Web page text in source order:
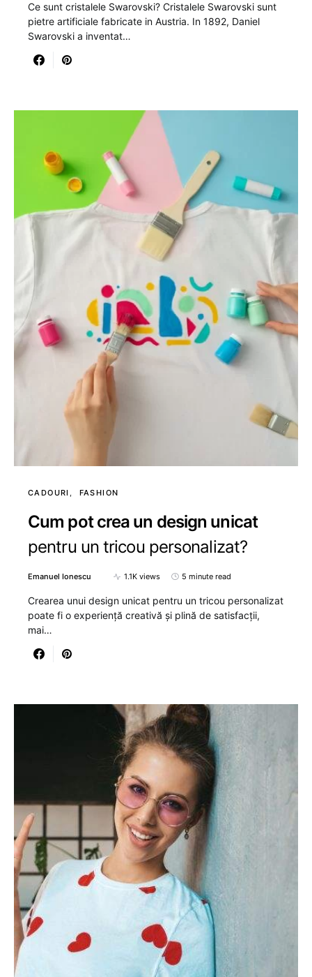
Ce sunt cristalele Swarovski? Cristalele Swarovski sunt
pietre artificiale fabricate in Austria. In 1892, Daniel
Swarovski a inventat…
CADOURI FASHION
Cum pot crea un design unicat
pentru un tricou personalizat?
Emanuel Ionescu 1.1K views 5 minute read
Crearea unui design unicat pentru un tricou personalizat
poate fi o experiență creativă și plină de satisfacții,
mai…